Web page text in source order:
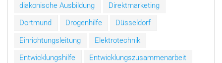
diakonische Ausbildung
Direktmarketing
Dortmund
Drogenhilfe
Düsseldorf
Einrichtungsleitung
Elektrotechnik
Entwicklungshilfe
Entwicklungszusammenarbeit